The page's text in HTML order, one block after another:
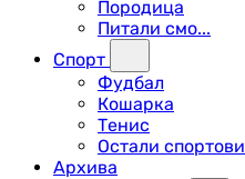
Породица
Питали смо...
Спорт
Фудбал
Кошарка
Тенис
Остали спортови
Архива